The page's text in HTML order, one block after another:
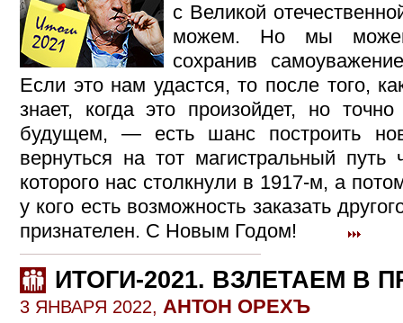
с Великой
можем. Но мы
сохранив
Если это нам удастся, то после того,
знает, когда это произойдет, но
будущем, — есть шанс построить
вернуться на тот магистральный путь
которого нас столкнули в 1917-м, а
у кого есть возможность заказать
признателен. С Новым Годом!
ИТОГИ-2021. ВЗЛЕТАЕМ В
3 ЯНВАРЯ 2022, АНТОН ОРЕХЪ